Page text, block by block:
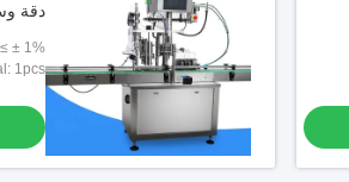
دقة
± 1%
1pcs